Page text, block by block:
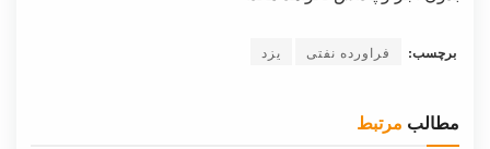
برچسب: فراورده نفتی یزد
مطالب مرتبط